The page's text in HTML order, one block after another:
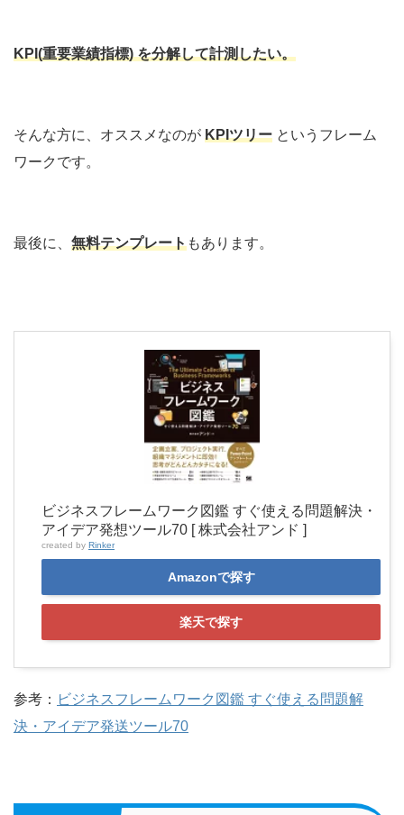
KPI(重要業績指標) を分解して計測したい。
そんな方に、オススメなのが KPIツリー というフレーム
ワークです。
最後に、 無料テンプレートもあります。
ビジネスフレームワーク図鑑 すぐ使える問題解決・
アイデア発想ツール70 [ 株式会社アンド ]
created by Rinker
Amazonで探す
楽天で探す
参考： ビジネスフレームワーク図鑑 すぐ使える問題解
決・アイデア発送ツール70